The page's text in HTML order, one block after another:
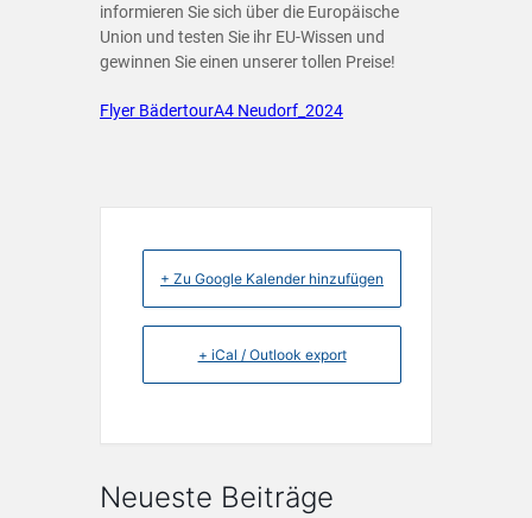
informieren Sie sich über die Europäische
Union und testen Sie ihr EU-Wissen und
gewinnen Sie einen unserer tollen Preise!
Flyer BädertourA4 Neudorf_2024
+ Zu Google Kalender hinzufügen
+ iCal / Outlook export
Neueste Beiträge